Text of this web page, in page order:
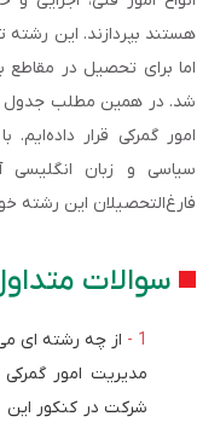
هستند بپردازند. این رشته
اما برای تحصیل در مقاطع
شد. در همین مطلب جدول
امور گمرکی قرار
سیاسی و زبان انگلیسی
فارغ‌التحصیلان این رشته
سوالات
از چه رشته ای
مدیریت امور
شرکت در کنکور این